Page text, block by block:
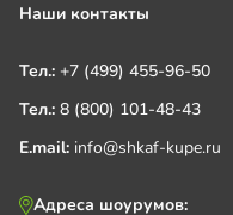
Наши контакты
Тел.: +7 (499) 455-96-50
Тел.: 8 (800) 101-48-43
E.mail: info@shkaf-kupe.ru
Адреса шоурумов: